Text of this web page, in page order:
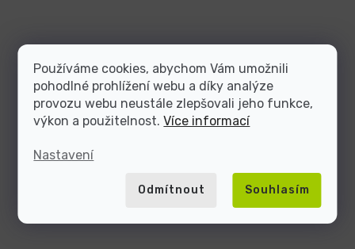
Používáme cookies, abychom Vám umožnili
pohodlné prohlížení webu a díky analýze
provozu webu neustále zlepšovali jeho funkce,
výkon a použitelnost.Více informací
Nastavení
Odmítnout Souhlasím